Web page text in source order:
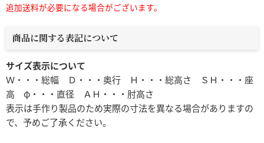
追加送料が必要になる場合がございます。
商品に関する表記について
サイズ表示について
Ｗ・・・総幅 Ｄ・・・奥行 Ｈ・・・総高さ ＳＨ・・・座
高 φ・・・直径 ＡＨ・・・肘高さ
表示は手作り製品のため実際の寸法を異なる場合がありますの
で、予めご了承ください。